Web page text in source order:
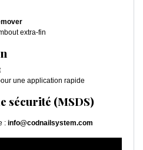
extra-fin
une application rapide
sécurité (MSDS)
: info@codnailsystem.com